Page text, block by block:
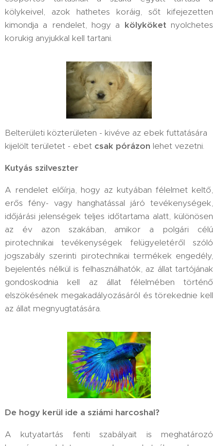
kölykeivel, azok hathetes koráig, sőt kifejezetten
kimondja a rendelet, hogy a kölyköket nyolchetes
korukig anyjukkal kell tartani.
Belterületi közterületen - kivéve az ebek futtatására
kijelölt területet - ebet csak pórázon lehet vezetni.
Kutyás szilveszter
A rendelet előírja, hogy az kutyában félelmet keltő,
erős fény- vagy hanghatással járó tevékenységek,
időjárási jelenségek teljes időtartama alatt, különösen
az év azon szakában, amikor a polgári célú
pirotechnikai tevékenységek felügyeletéről szóló
jogszabály szerinti pirotechnikai termékek engedély,
bejelentés nélkül is felhasználhatók, az állat tartójának
gondoskodnia kell az állat félelmében történő
elszökésének megakadályozásáról és törekednie kell
az állat megnyugtatására.
De hogy kerül ide a sziámi harcoshal?
A kutyatartás fenti szabályait is meghatározó